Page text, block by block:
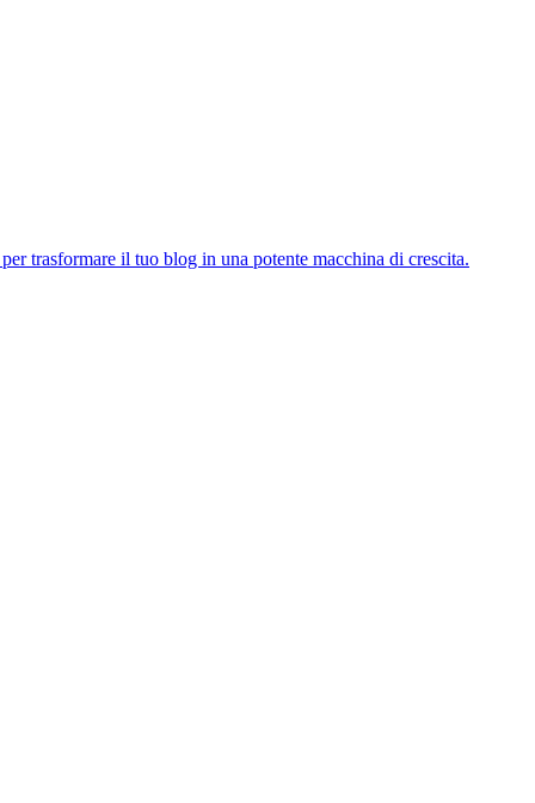
trasformare il tuo blog in una potente macchina di crescita.